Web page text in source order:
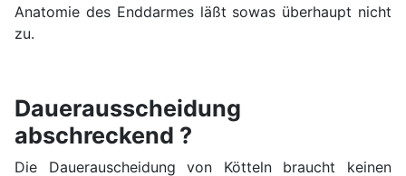
Anatomie des Enddarmes läßt sowas überhaupt nicht
zu.
Dauerausscheidung
abschreckend ?
Die Dauerauscheidung von Kötteln braucht keinen